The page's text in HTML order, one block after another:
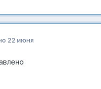
22 июня